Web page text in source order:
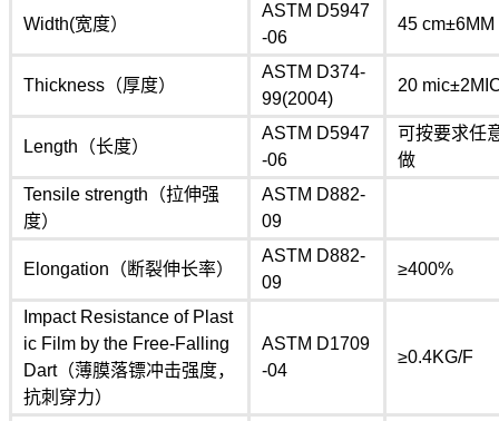
Width(宽度）
ASTM D5947
-06
45 cm±6MM
Thickness（厚度）
ASTM D374-
99(2004)
20
Length（长度）
ASTM D5947
-06
可按要求任
做
Tensile strength（拉伸强
度）
ASTM D882-
09
Elongation（断裂伸长率）
ASTM D882-
09
≥400%
Impact Resistance of Plast
ic Film by the Free-Falling
Dart（薄膜落镖冲击强度，
抗刺穿力）
ASTM D1709
-04
≥0.4KG/F